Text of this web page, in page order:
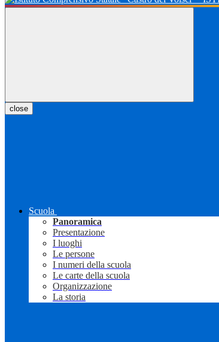
close
Scuola
Panoramica
Presentazione
I luoghi
Le persone
I numeri della scuola
Le carte della scuola
Organizzazione
La storia